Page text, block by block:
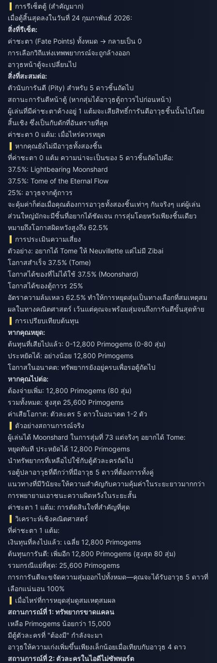
การรีเซ็ตตู้ (สำคัญมาก)
เมื่อตู้สิ้นสุดลงในวันที่ 24 กุมภาพันธ์ 2026:
สิ่งที่รีเซ็ต:
ค่าชะตา (Fate Points) ทั้งหมด → กลายเป็น 0
การเลือกวิถีแห่งเทพพยากรณ์จะถูกล้างออก
อาวุธหน้าตู้จะเปลี่ยนไป
สิ่งที่สะสมต่อ:
ตัวนับการันตี (Pity) สำหรับ 5 ดาวชิ้นถัดไป
สถานะการันตีหน้าตู้ (หากสุ่มได้อาวุธตู้ถาวรไปก่อนหน้า)
ผู้เล่นที่มีค่าชะตาค้างอยู่ 1 แต้มจะเสียสิทธิ์การันตีอาวุธชิ้นนั้นไปโดย
สิ้นเชิง ซึ่งเป็นกับดักที่อันตรายที่สุด
ค่าชะตา 0 แต้ม: เมื่อไหร่ควรหยุด
หากคุณยังไม่มีอาวุธทั้งสองชิ้น
ที่ค่าชะตา 0 แต้ม ความน่าจะเป็นของ 5 ดาวชิ้นถัดไปคือ:
37.5%: Lightbearing Moonshard
37.5%: Tome of the Eternal Flow
25%: อาวุธจากตู้ถาวร
จะคุ้มค่าก็ต่อเมื่อคุณต้องการอาวุธทั้งสองชิ้นเท่าๆ กันจริงๆ แต่ผู้เล่น
ส่วนใหญ่มักจะมีชิ้นที่อยากได้ชัดเจน การสุ่มโดยหวังเพียงชิ้นเดียว
หมายถึงโอกาสผิดหวังสูงถึง 62.5%
การประเมินความเสี่ยง
ตัวอย่าง: อยากได้ Tome ให้ Neuvillette แต่ไม่มี Zibai
โอกาสสำเร็จ 37.5% (Tome)
โอกาสได้ของที่ไม่ได้ใช้ 37.5% (Moonshard)
โอกาสได้ของตู้ถาวร 25%
อัตราความล้มเหลว 62.5% ทำให้การหยุดสุ่มเป็นทางเลือกที่สมเหตุสม
ผลในทางคณิตศาสตร์ เว้นแต่คุณจะพร้อมสุ่มจนถึงการันตีขั้นสุดท้าย
การเปรียบเทียบต้นทุน
หากคุณหยุด:
ต้นทุนที่เสียไปแล้ว: 0-12,800 Primogems (0-80 สุ่ม)
ประหยัดได้: อย่างน้อย 12,800 Primogems
โอกาสในอนาคต: ทรัพยากรยังอยู่ครบเพื่อรอตู้ถัดไป
หากคุณไปต่อ:
ต้องจ่ายเพิ่ม: 12,800 Primogems (80 สุ่ม)
รวมทั้งหมด: สูงสุด 25,600 Primogems
ค่าเสียโอกาส: ตัวละคร 5 ดาวในอนาคต 1-2 ตัว
ตัวอย่างสถานการณ์จริง
ผู้เล่นได้ Moonshard ในการสุ่มที่ 73 แต่จริงๆ อยากได้ Tome:
หยุดทันที ประหยัดได้ 12,800 Primogems
นำทรัพยากรที่เหลือไปใช้กับตู้ตัวละครถัดไป
รอตู้ปลาอาวุธที่ดีกว่าที่มีอาวุธ 5 ดาวที่ต้องการทั้งคู่
แนวทางที่มีวินัยจะให้ความสำคัญกับความคุ้มค่าในระยะยาวมากกว่า
การพยายามเอาชนะความผิดหวังในระยะสั้น
ค่าชะตา 1 แต้ม: การตัดสินใจที่สำคัญที่สุด
วิเคราะห์เชิงคณิตศาสตร์
ที่ค่าชะตา 1 แต้ม:
เงินทุนที่ลงไปแล้ว: เฉลี่ย 12,800 Primogems
ต้นทุนการันตี: เพิ่มอีก 12,800 Primogems (สูงสุด 80 สุ่ม)
รวมกรณีแย่ที่สุด: 25,600 Primogems
การการันตีจะขจัดความสุ่มออกไปทั้งหมด—คุณจะได้รับอาวุธ 5 ดาวที่
เลือกแน่นอน 100%
เมื่อไหร่ที่การหยุดสุ่มดูสมเหตุสมผล
สถานการณ์ที่ 1: ทรัพยากรขาดแคลน
เหลือ Primogems น้อยกว่า 15,000
มีตู้ตัวละครที่ "ต้องมี" กำลังจะมา
อาวุธให้ความเก่งเพิ่มขึ้นเพียงเล็กน้อยเมื่อเทียบกับอาวุธ 4 ดาว
สถานการณ์ที่ 2: ตัวละครในไอดีไม่ซัพพอร์ต